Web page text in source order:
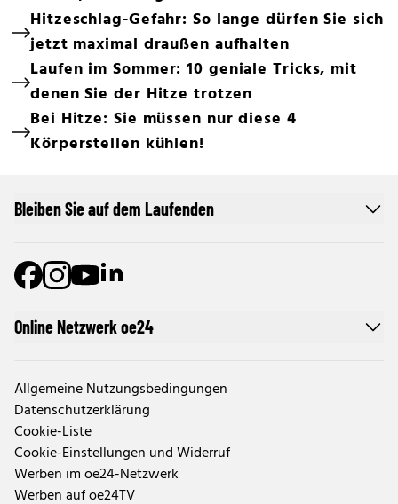
Hitzeschlag-Gefahr: So lange dürfen Sie sich
jetzt maximal draußen aufhalten
Laufen im Sommer: 10 geniale Tricks, mit
denen Sie der Hitze trotzen
Bei Hitze: Sie müssen nur diese 4
Körperstellen kühlen!
Online Netzwerk oe24
Allgemeine Nutzungsbedingungen
Datenschutzerklärung
Cookie-Liste
Cookie-Einstellungen und Widerruf
Werben im oe24-Netzwerk
Werben auf oe24TV
Bleiben Sie auf dem Laufenden